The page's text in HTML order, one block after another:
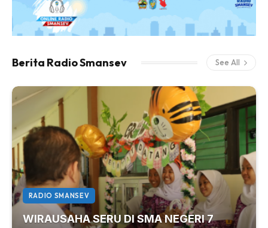
Berita Radio Smansev See All
RADIO SMANSEV
WIRAUSAHA SERU DI SMA NEGERI 7